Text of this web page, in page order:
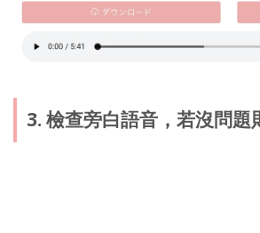
3. 檢查旁白語音，若沒問題